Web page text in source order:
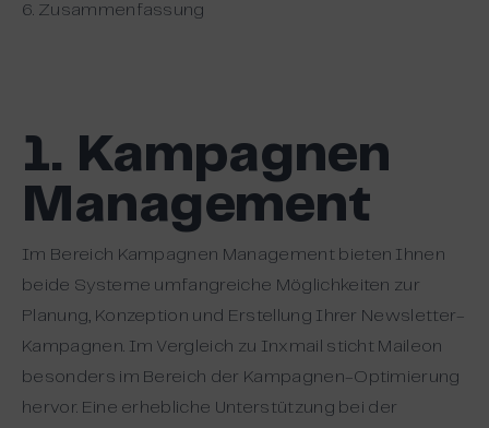
6. Zusammenfassung
1. Kampagnen
Management
Im Bereich Kampagnen Management bieten Ihnen
beide Systeme umfangreiche Möglichkeiten zur
Planung, Konzeption und Erstellung Ihrer Newsletter-
Kampagnen. Im Vergleich zu Inxmail sticht Maileon
besonders im Bereich der Kampagnen-Optimierung
hervor. Eine erhebliche Unterstützung bei der